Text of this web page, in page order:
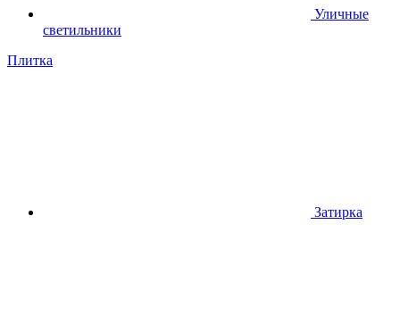
Уличные
светильники
Плитка
Затирка